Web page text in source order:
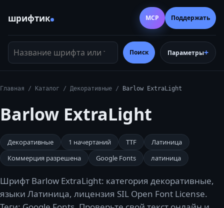
шрифтик
Название шрифта или тег
Поиск Параметры
MCP Поддержать
Главная / Каталог / Декоративные / Barlow ExtraLight
Barlow ExtraLight
Декоративные 1 начертаний TTF
Латиница
Коммерция разрешена
Google Fonts латиница
Шрифт Barlow ExtraLight: категория декоративные,
языки Латиница, лицензия SIL Open Font License.